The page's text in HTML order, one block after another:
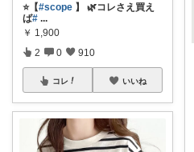
⭐️【#scope 】 🌿コレさえ買え
ば# ...
￥ 1,900
2 0 910
コレ いいね